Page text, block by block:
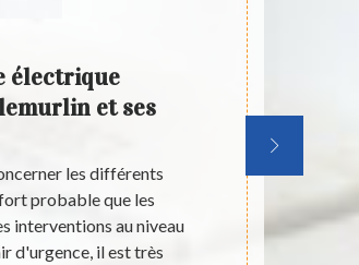
électrique
et ses
les différents
probable que les
interventions au niveau
d'urgence, il est très
Les
très